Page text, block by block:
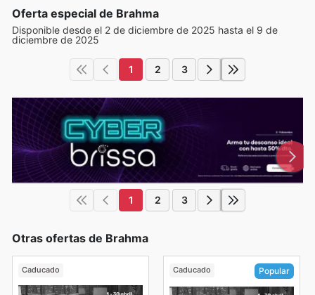
Oferta especial de Brahma
Disponible desde el 2 de diciembre de 2025 hasta el 9 de
diciembre de 2025
1 2 3
1 2 3
Otras ofertas de Brahma
Caducado Caducado Popular